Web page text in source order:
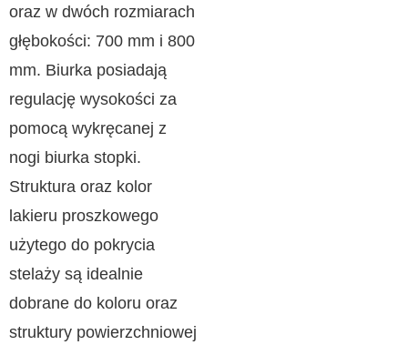
oraz w dwóch rozmiarach
głębokości: 700 mm i 800
mm. Biurka posiadają
regulację wysokości za
pomocą wykręcanej z
nogi biurka stopki.
Struktura oraz kolor
lakieru proszkowego
użytego do pokrycia
stelaży są idealnie
dobrane do koloru oraz
struktury powierzchniowej